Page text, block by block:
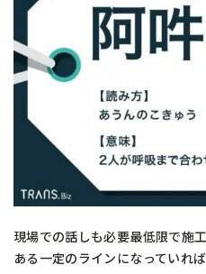
現場での話しも必要最低限で施
ある一定のラインになっていれ